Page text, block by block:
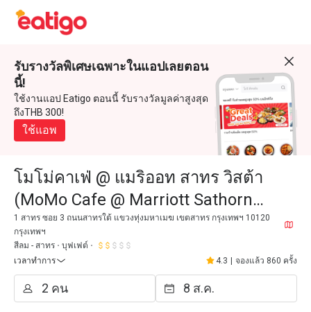
รับรางวัลพิเศษเฉพาะในแอปเลยตอน
นี้!
ใช้งานแอป Eatigo ตอนนี้ รับรางวัลมูลค่าสูงสุด
ถึงTHB 300!
ใช้แอพ
โมโม่คาเฟ่ @ แมริออท สาทร วิสต้า
(MoMo Cafe @ Marriott Sathorn
Vista)
1 สาทร ซอย 3 ถนนสาทรใต้ แขวงทุ่งมหาเมฆ เขตสาทร กรุงเทพฯ 10120
กรุงเทพฯ
สีลม - สาทร
บุฟเฟต์
เวลาทำการ
4.3 จองแล้ว 860 ครั้ง